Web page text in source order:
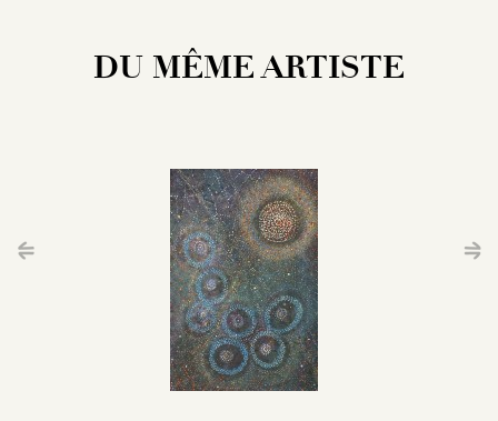
DU MÊME ARTISTE